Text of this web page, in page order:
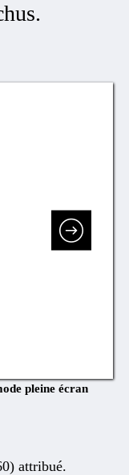
pleine écran
attribué.